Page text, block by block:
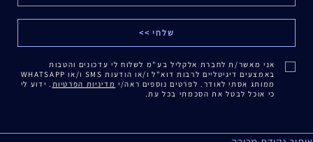
אני מאשר/ת לחברת אלקליל בע"מ לשלוח לי עדכונים והטבות
באמצעים דיגיטליים לרבות דוא"ל ו/או הודעות SMS ו/או WHATSAPP
ממותג אסתי לאודר. לפרטים נוספים ראה/י מדיניות הפרטיות . ידוע לי
כי אוכל לבטל את הסכמתי בכל עת.